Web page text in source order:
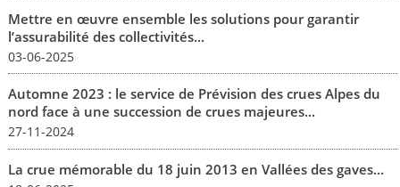
Mettre en œuvre ensemble les solutions pour garantir
l’assurabilité des collectivités...
03-06-2025
Automne 2023 : le service de Prévision des crues Alpes du
nord face à une succession de crues majeures...
27-11-2024
La crue mémorable du 18 juin 2013 en Vallées des gaves...